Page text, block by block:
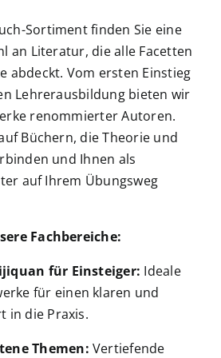
Sortiment finden Sie eine
an Literatur, die alle Facetten
abdeckt. Vom ersten Einstieg
Lehrerausbildung bieten wir
renommierter Autoren.
Büchern, die Theorie und
und Ihnen als
auf Ihrem Übungsweg
Fachbereiche:
für Einsteiger: Ideale
für einen klaren und
in die Praxis.
Themen: Vertiefende